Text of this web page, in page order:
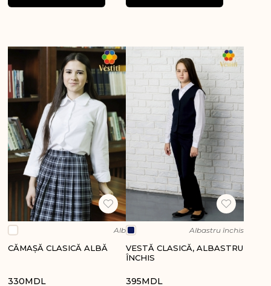
Alb
CĂMAŞĂ CLASICĂ ALBĂ
330MDL
Albastru închis
VESTĂ CLASICĂ, ALBASTRU
ÎNCHIS
395MDL